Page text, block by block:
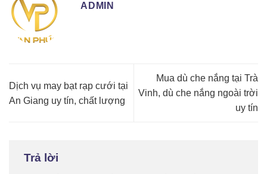
ADMIN
Dịch vụ may bạt rạp cưới tại
An Giang uy tín, chất lượng
Mua dù che nắng tại Trà
Vinh, dù che nắng ngoài trời
uy tín
Trả lời